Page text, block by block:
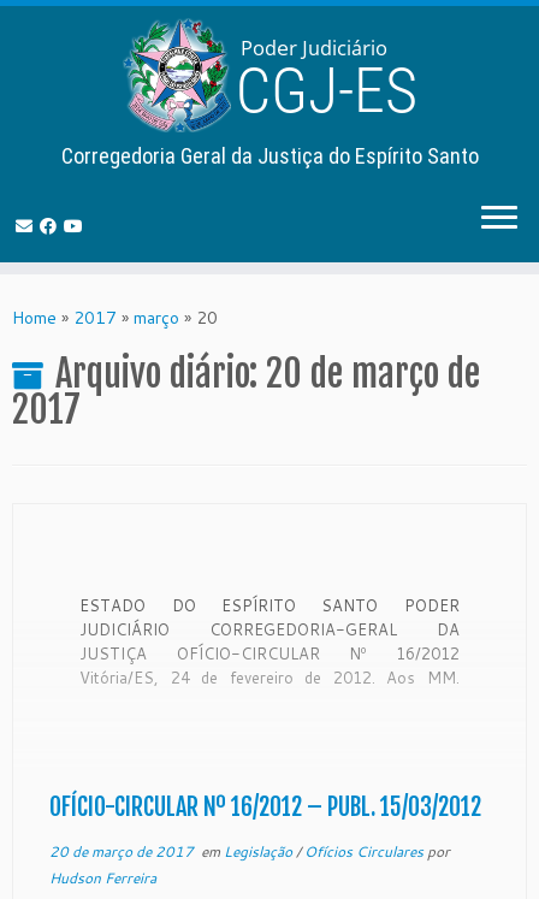
to
Corregedoria Geral da Justiça do Espírito Santo
Home » 2017 » março » 20
Arquivo diário: 20 de março de
2017
ESTADO DO ESPÍRITO SANTO PODER
JUDICIÁRIO CORREGEDORIA-GERAL DA
JUSTIÇA OFÍCIO-CIRCULAR Nº 16/2012
Vitória/ES, 24 de fevereiro de 2012. Aos MM.
com jurisdição em […]
OFÍCIO-CIRCULAR Nº 16/2012 – PUBL. 15/03/2012
20 de março de 2017em Legislação/Ofícios Circularespor
Hudson Ferreira